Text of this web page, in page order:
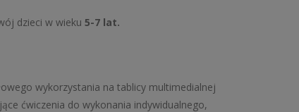
dzieci w wieku 5-7 lat.
wykorzystania na tablicy multimedialnej
ćwiczenia do wykonania indywidualnego,